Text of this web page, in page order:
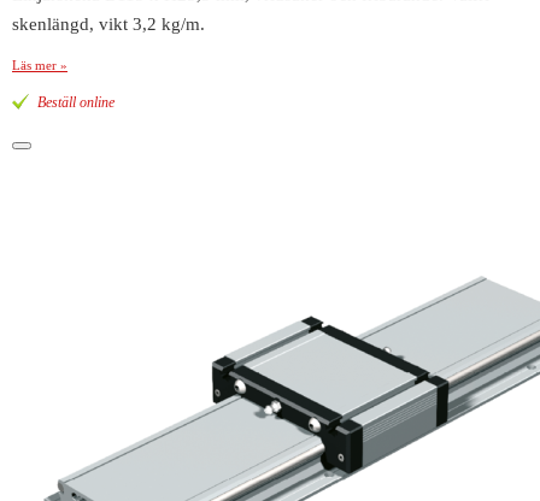
skenlängd, vikt 3,2 kg/m.
Läs mer »
Beställ online